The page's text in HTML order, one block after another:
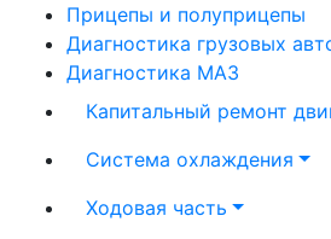
Прицепы и полуприцепы
Диагностика грузовых
Диагностика МАЗ
Капитальный ремонт
Система охлаждения
Ходовая часть